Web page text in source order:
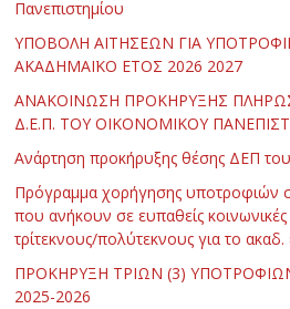
Πανεπιστημίου
ΥΠΟΒΟΛΗ ΑΙΤΗΣΕΩΝ ΓΙΑ
ΑΚΑΔΗΜΑΪΚΟ ΕΤΟΣ 2026 2027
ΑΝΑΚΟΙΝΩΣΗ ΠΡΟΚΗΡΥΞΗΣ
Δ.Ε.Π. ΤΟΥ ΟΙΚΟΝΟΜΙΚΟΥ
Ανάρτηση προκήρυξης θέσης ΔΕΠ
Πρόγραμμα χορήγησης υποτροφιών σε
που ανήκουν σε ευπαθείς
τρίτεκνους/πολύτεκνους για το
ΠΡΟΚΗΡΥΞΗ ΤΡΙΩΝ (3)
2025-2026